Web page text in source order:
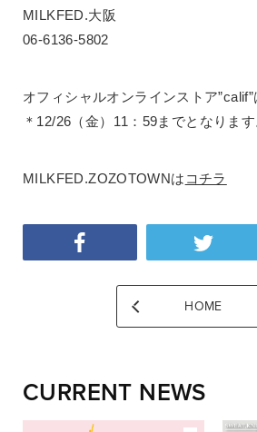
MILKFED.大阪
06-6136-5802
オフィシャルオンラインストア”calif”
＊12/26（金）11：59までとなります
MILKFED.ZOZOTOWNは コチラ
HOME
CURRENT NEWS